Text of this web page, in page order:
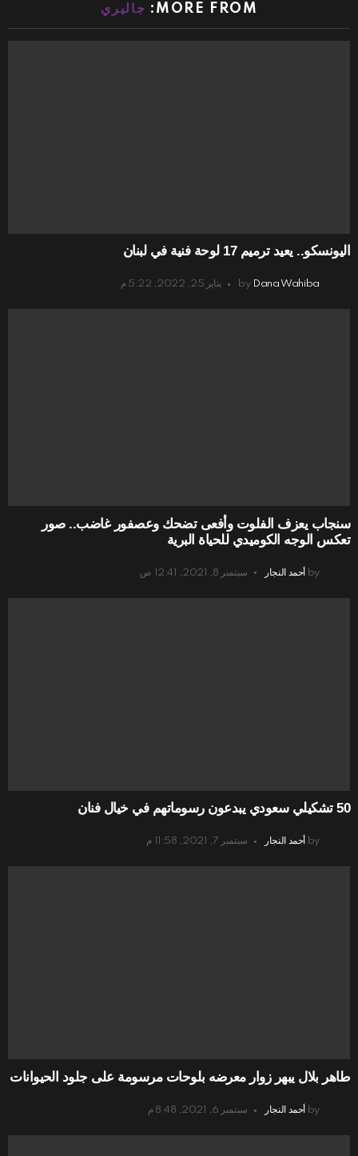
MORE FROM: جاليري
اليونسكو.. يعيد ترميم 17 لوحة فنية في لبنان
by Dana Wahiba يناير 25, 2022, 5:22 م
سنجاب يعزف الفلوت وأفعى تضحك وعصفور غاضب.. صور
تعكس الوجه الكوميدي للحياة البرية
by أحمد النجار سبتمبر 8, 2021, 12:41 ص
50 تشكيلي سعودي يبدعون رسوماتهم في خيال فنان
by أحمد النجار سبتمبر 7, 2021, 11:58 م
طاهر بلال يبهر زوار معرضه بلوحات مرسومة على جلود الحيوانات
by أحمد النجار سبتمبر 6, 2021, 8:48 م